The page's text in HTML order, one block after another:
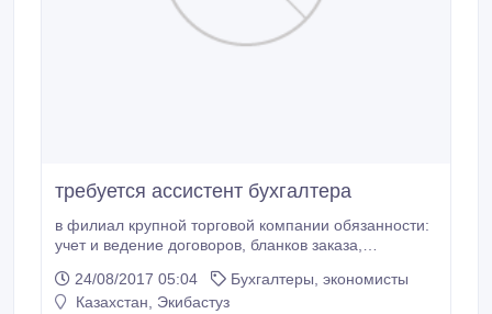
требуется ассистент бухгалтера
в филиал крупной торговой компании обязанности:
учет и ведение договоров, бланков заказа,
руководством. Ответственность , обучаемость,
работоспособность. Возраст до 65 лет, полный
24/08/2017 05:04
Бухгалтеры, экономисты
Казахстан, Экибастуз